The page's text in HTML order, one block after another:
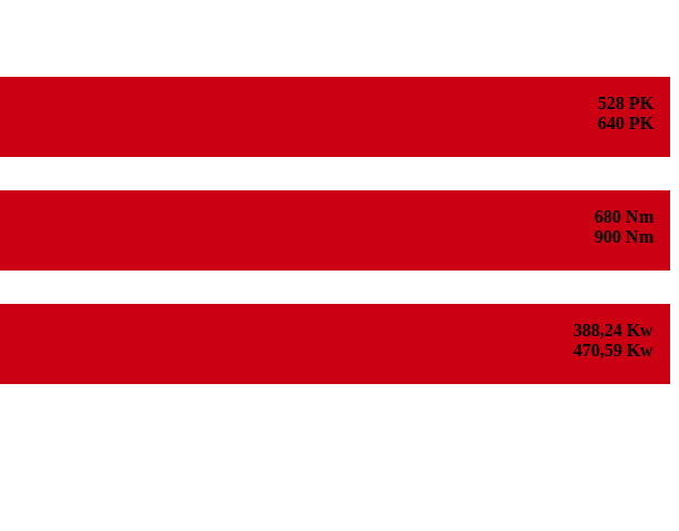
528 PK
640 PK
680 Nm
900 Nm
388,24 Kw
470,59 Kw